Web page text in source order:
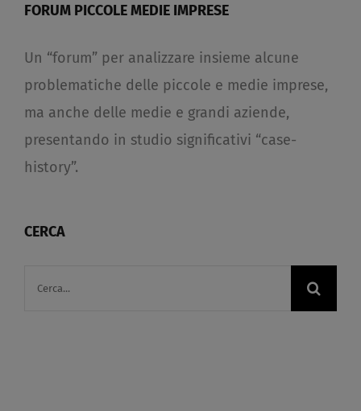
FORUM PICCOLE MEDIE IMPRESE
Un “forum” per analizzare insieme alcune
problematiche delle piccole e medie imprese,
ma anche delle medie e grandi aziende,
presentando in studio significativi “case-
history”.
CERCA